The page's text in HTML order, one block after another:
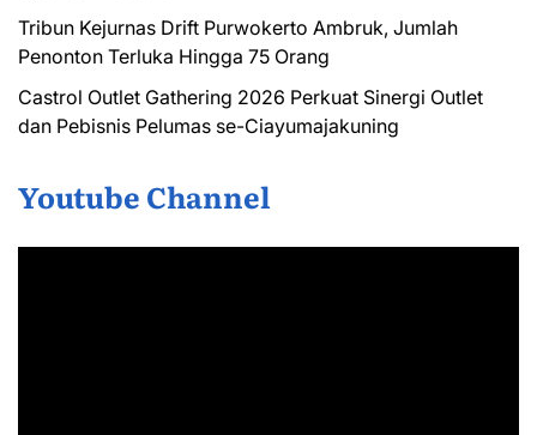
Tribun Kejurnas Drift Purwokerto Ambruk, Jumlah
Penonton Terluka Hingga 75 Orang
Castrol Outlet Gathering 2026 Perkuat Sinergi Outlet
dan Pebisnis Pelumas se-Ciayumajakuning
Youtube Channel